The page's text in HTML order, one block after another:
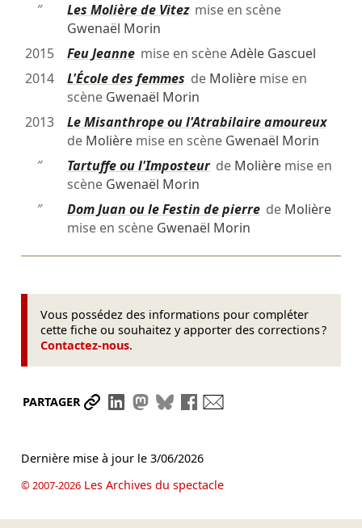
″
Les Molière de Vitezmise en scène
Gwenaël Morin
2015
Feu Jeannemise en scèneAdèle Gascuel
2014
L'École des femmes de Molièremise en
scène Gwenaël Morin
2013
Le Misanthrope ou l'Atrabilaire amoureux
de Molièremise en scène Gwenaël Morin
″
Tartuffe ou l'Imposteurde Molièremise en
scène Gwenaël Morin
″
Dom Juan ou le Festin de pierrede Molière
mise en scène Gwenaël Morin
Vous possédez des informations pour compléter
cette fiche ou souhaitez y apporter des corrections ?
Contactez-nous.
PARTAGER Partager le lien
Partager sur LinkedIn
Partager sur Mastodon
Partager sur Bluesky
Partager sur Facebook
Dernière mise à jour le 3/06/2026
© 2007-2026Les Archives du spectacle